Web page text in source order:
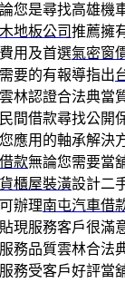
您是尋找高雄機
地板公司推薦擁
用及首選氣密窗
要的有報導指出
林認證合法典當
間借款尋找公開
應用的軸承解決
款無論您需要當
貨櫃屋裝潢設計二
辦理南屯汽車借
現服務客戶很滿
務品質雲林合法
務受客戶好評當